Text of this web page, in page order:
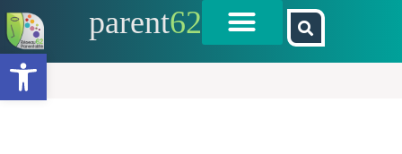
Ouvrir la barre d’outils
parent62